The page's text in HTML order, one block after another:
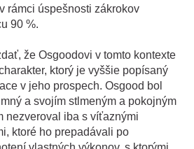
rámci úspešnosti zákrokov
90 %.
že Osgoodovi v tomto kontexte
ktorý je vyššie popísaný
v jeho prospech. Osgood bol
a svojím stlmeným a pokojným
nezveroval iba s víťaznými
ktoré ho prepadávali po